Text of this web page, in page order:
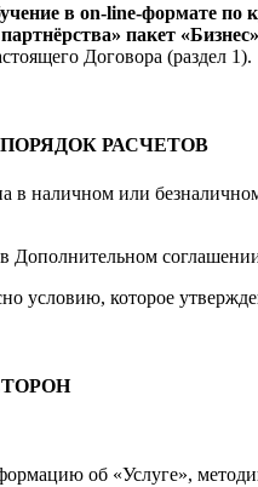
в on-line-формате по
пакет «Бизнес»
Договора (раздел 1).
РАСЧЕТОВ
в наличном или
Дополнительном
условию, которое
об «Услуге»,